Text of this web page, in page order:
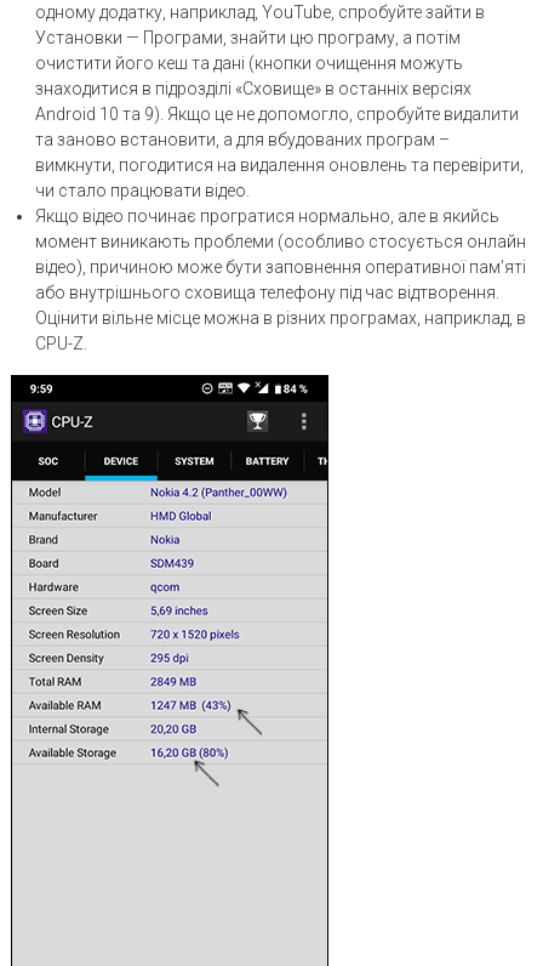
одному додатку, наприклад, YouTube, спробуйте зайти в
Установки — Програми, знайти цю програму, а потім
очистити його кеш та дані (кнопки очищення можуть
знаходитися в підрозділі «Сховище» в останніх версіях
Android 10 та 9). Якщо це не допомогло, спробуйте видалити
та заново встановити, а для вбудованих програм –
вимкнути, погодитися на видалення оновлень та перевірити,
чи стало працювати відео.
Якщо відео починає програтися нормально, але в якийсь
момент виникають проблеми (особливо стосується онлайн
відео), причиною може бути заповнення оперативної пам’яті
або внутрішнього сховища телефону під час відтворення.
Оцінити вільне місце можна в різних програмах, наприклад, в
CPU-Z.